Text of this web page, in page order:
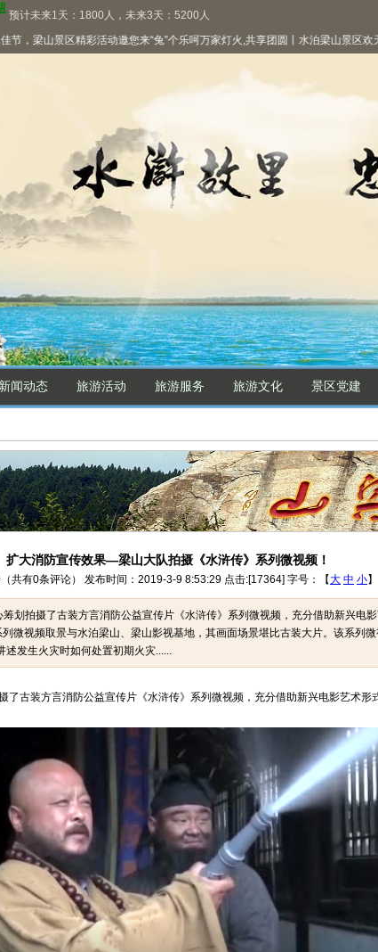
预计未来1天：1800人，未来3天：5200人
梁山景区精彩活动邀您来“兔”个乐呵万家灯火,共享团圆丨水泊梁山景区欢天喜
新闻动态 旅游活动 旅游服务 旅游文化 景区党建
扩大消防宣传效果—梁山大队拍摄《水浒传》系列微视频！
共有0条评论） 发布时间：2019-3-9 8:53:29 点击:[17364] 字号：【大 中 小】
划拍摄了古装方言消防公益宣传片《水浒传》系列微视频，充分借助新兴电影
微视频取景与水泊梁山、梁山影视基地，其画面场景堪比古装大片。该系列
述发生火灾时如何处置初期火灾......
了古装方言消防公益宣传片《水浒传》系列微视频，充分借助新兴电影艺术形